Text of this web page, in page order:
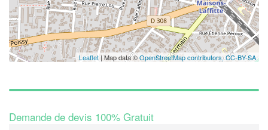
Leaflet | Map data ©OpenStreetMap contributors,CC-BY-SA
Demande de devis 100% Gratuit